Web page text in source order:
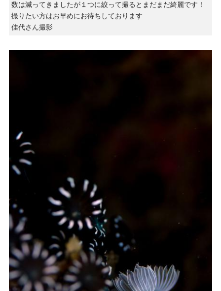
数は減ってきましたが１つに絞って撮るとまだまだ綺麗です！
撮りたい方はお早めにお待ちしております
佳代さん撮影